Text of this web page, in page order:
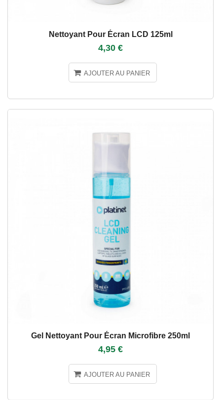
Nettoyant Pour Écran LCD 125ml
4,30 €
AJOUTER AU PANIER
Gel Nettoyant Pour Écran Microfibre 250ml
4,95 €
AJOUTER AU PANIER